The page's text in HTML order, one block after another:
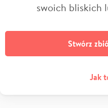
swoich bliskich
Stwórz
Jak